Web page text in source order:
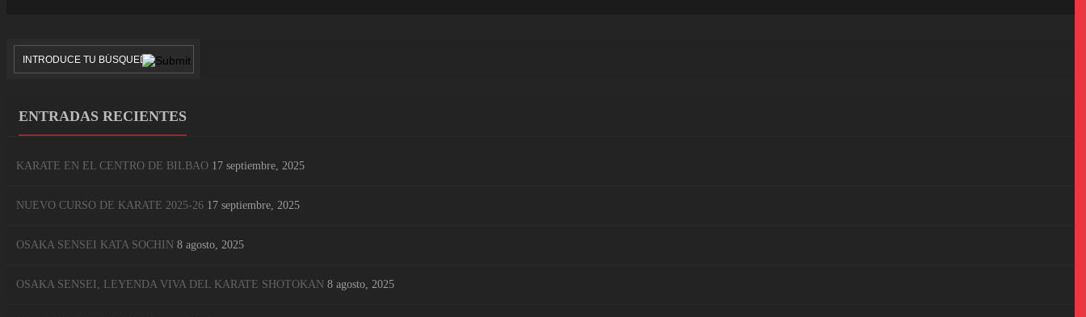
ENTRADAS RECIENTES
KARATE EN EL CENTRO DE BILBAO 17 septiembre, 2025
NUEVO CURSO DE KARATE 2025-26 17 septiembre, 2025
OSAKA SENSEI KATA SOCHIN 8 agosto, 2025
OSAKA SENSEI, LEYENDA VIVA DEL KARATE SHOTOKAN 8 agosto, 2025